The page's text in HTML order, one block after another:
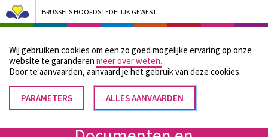
Wij gebruiken cookies om een zo goed mogelijke ervaring op onze
website te garanderen meer over weten.
Door te aanvaarden, aanvaard je het gebruik van deze cookies.
PARAMETERS ALLES AANVAARDEN
TOESTEMMING
INTREKKEN
BRUSSELS HOOFDSTEDELIJK GEWEST
Bruxelles Pouvoirs Locaux - Aller à la page d'accueil
Menu
Kruimelpad
Home Documenten en publicaties van Brussel Plaatselijke Besturen